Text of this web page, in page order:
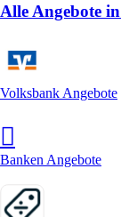
Alle Angebote
Volksbank Angebote
Banken Angebote